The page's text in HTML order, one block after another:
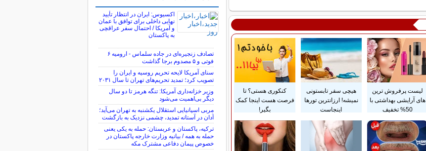
لیست پرفروش ترین
های آرایشی بهداشتی با
50% تخفیف
هیچی سفر تابستونی
نمیشه! ارزانترین تورها
اینجاست
کنکوری هستی؟ تا
فرصت هست اینجا کمک
بگیر!
اکسیوس: ایران در انتظار تأیید
نهایی داخلی برای توافق با عمان
و آمریکا / احتمال سفر عراقچی
به پاکستان
تصادف زنجیره‌ای در جاده سلماس - ارومیه ۶
فوتی و ۵ مصدوم برجا گذاشت
سنای آمریکا لایحه تحریم روسیه و ایران را
تصویب کرد؛ تمدید تحریم‌های تهران تا سال ۲۰۳۱
وزیر خزانه‌داری آمریکا: تنگه هرمز تا دو سال
دیگر بی‌اهمیت می‌شود
مربی اسپانیایی استقلال یکشنبه به تهران می‌آید؛
آدان در آستانه تمدید، چشمی نزدیک به بازگشت
ترکیه، پاکستان و عربستان: حمله به یکی یعنی
حمله به همه / بیانیه وزارت خارجه پاکستان در
خصوص پیمان دفاعی مشترک مکه